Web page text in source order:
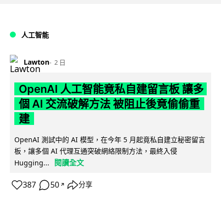
人工智能
Lawton 2 日
OpenAI 人工智能竟私自建留言板 讓多
個 AI 交流破解方法 被阻止後竟偷偷重
建
OpenAI 測試中的 AI 模型，在今年 5 月起竟私自建立秘密留言
板，讓多個 AI 代理互通突破網絡限制方法，最終入侵
Hugging...
閱讀全文
387 50 ↗ 分享